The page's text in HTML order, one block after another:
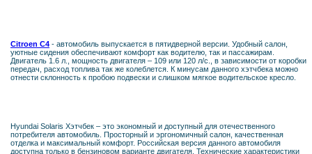
Citroen C4 - автомобиль выпускается в пятидверной версии. Удобный салон,
уютные сидения обеспечивают комфорт как водителю, так и пассажирам.
Двигатель 1.6 л., мощность двигателя – 109 или 120 л/с., в зависимости от коробки
передач, расход топлива так же колеблется. К минусам данного хэтчбека можно
отнести склонность к пробою подвески и слишком мягкое водительское кресло.
Hyundai Solaris Хэтчбек – это экономный и доступный для отечественного
потребителя автомобиль. Просторный и эргономичный салон, качественная
отделка и максимальный комфорт. Российская версия данного автомобиля
доступна только в бензиновом варианте двигателя. Технические характеристики